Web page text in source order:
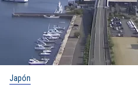
Japón